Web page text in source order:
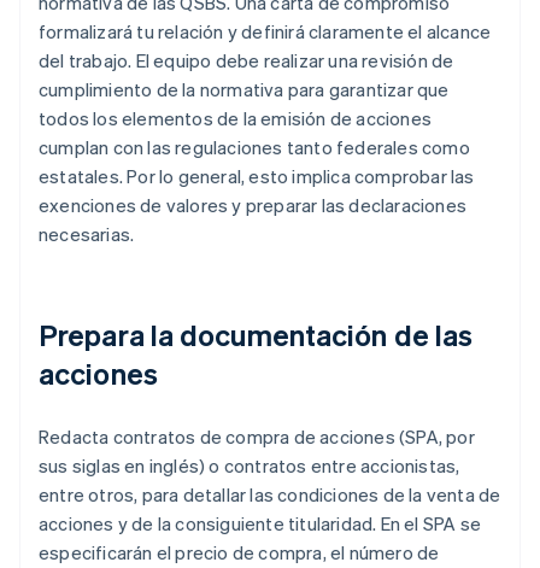
formalizará tu relación y definirá claramente el alcance
del trabajo. El equipo debe realizar una revisión de
cumplimiento de la normativa para garantizar que
todos los elementos de la emisión de acciones
cumplan con las regulaciones tanto federales como
estatales. Por lo general, esto implica comprobar las
exenciones de valores y preparar las declaraciones
necesarias.
Prepara la documentación de las
acciones
Redacta contratos de compra de acciones (SPA, por
sus siglas en inglés) o contratos entre accionistas,
entre otros, para detallar las condiciones de la venta de
acciones y de la consiguiente titularidad. En el SPA se
especificarán el precio de compra, el número de